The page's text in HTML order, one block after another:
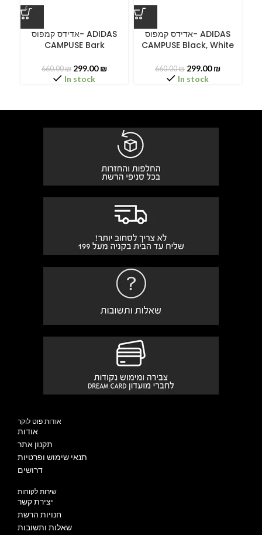
אדידס קמפוס- ADIDAS
CAMPUSE Bark
660.00₪ 299.00₪
In stock
אדידס קמפוס- ADIDAS
CAMPUSE Black, White
660.00₪ 299.00₪
In stock
אודות פוט לוקר
אודות
תקנון אתר
תנאי שימוש ופרטיות
דרושים
שירות לקוחות
יצירת קשר
חנויות הרשת
שאלות ותשובות